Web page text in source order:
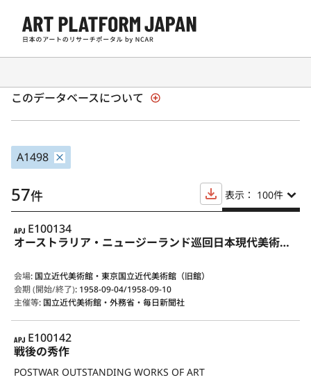
日本の現代アート展覧会 1945年以降
このデータベースについて
A1498
57件 表示： 100件
APJ
E100134
オーストラリア・ニュージーランド巡回日本現代美術展〈国内展示〉
会場: 国立近代美術館・東京国立近代美術館（旧館）
会期 (開始/終了): 1958-09-04/1958-09-10
主催等: 国立近代美術館・外務省・毎日新聞社
APJ
E100142
戦後の秀作
POSTWAR OUTSTANDING WORKS OF ART